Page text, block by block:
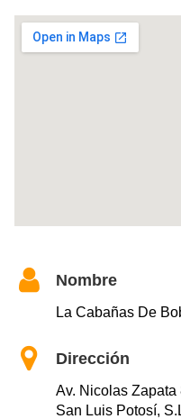
Nombre
La Cabañas De
Dirección
Av. Nicolas
San Luis Potosí,